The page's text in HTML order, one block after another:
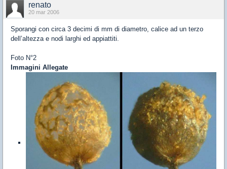
renato
20 mar 2006
Sporangi con circa 3 decimi di mm di diametro, calice ad un terzo
dell’altezza e nodi larghi ed appiattiti.
Foto N°2
Immagini Allegate